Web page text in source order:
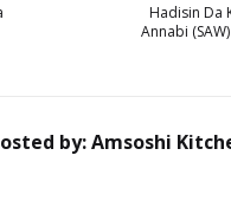
Hadisin Da
Annabi
by:Amsoshi